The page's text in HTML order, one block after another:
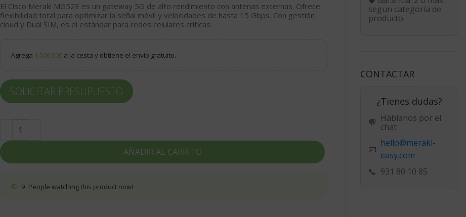
El Cisco Meraki MG52E es un gateway 5G de alto rendimiento con antenas externas. Ofrece
flexibilidad total para optimizar la señal móvil y velocidades de hasta 15 Gbps. Con gestión
cloud y Dual SIM, es el estándar para redes celulares críticas.
Agrega 1.500,00€ a la cesta y obtiene el envío gratuito.
AÑADIR AL CARRITO
SOLICITAR PRESUPUESTO
9 People watching this product now!
segun categoría de
producto.
CONTACTAR
¿Tienes dudas?
💬 Háblanos por el
chat
📧
hello@meraki-
easy.com
📞 931 80 10 85